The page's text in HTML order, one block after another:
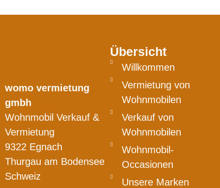
womo vermietung
gmbh
Wohnmobil Verkauf &
Vermietung
9322 Egnach
Thurgau am Bodensee
Schweiz
Übersicht
Willkommen
Vermietung von
Wohnmobilen
Verkauf von
Wohnmobilen
Wohnmobil-
Occasionen
Unsere Marken